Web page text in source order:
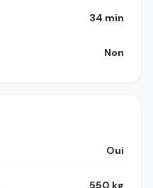
34 min
Non
Oui
550 kg